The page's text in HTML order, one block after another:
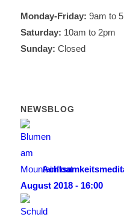
Monday-Friday: 9am to
Saturday: 10am to 2pm
Sunday: Closed
NEWSBLOG
August 2018 - 16:00